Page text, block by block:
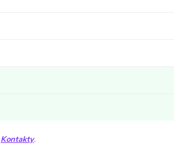
Kontakty.